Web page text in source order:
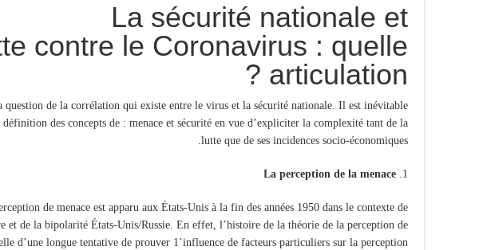
sécurité nationale et
contre le Coronavirus : quelle
articulation ?
question de la corrélation qui existe entre le virus et la sécurité nationale. Il est inévitable
définition des concepts de : menace et sécurité en vue d’expliciter la complexité tant de la
lutte que de ses incidences socio-économiques.
La perception de la menace
de menace est apparu aux États-Unis à la fin des années 1950 dans le contexte de
et de la bipolarité États-Unis/Russie. En effet, l’histoire de la théorie de la perception de
d’une longue tentative de prouver 1’influence de facteurs particuliers sur la perception.